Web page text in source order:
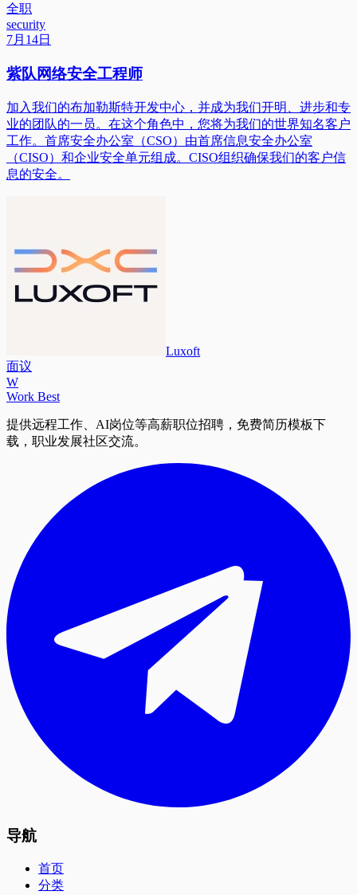
全职
security
7月14日
紫队网络安全工程师
加入我们的布加勒斯特开发中心，并成为我们开明、进步和专
业的团队的一员。在这个角色中，您将为我们的世界知名客户
工作。首席安全办公室（CSO）由首席信息安全办公室
（CISO）和企业安全单元组成。CISO组织确保我们的客户信
息的安全。
Luxoft
面议
W
Work Best
提供远程工作、AI岗位等高薪职位招聘，免费简历模板下
载，职业发展社区交流。
导航
首页
分类